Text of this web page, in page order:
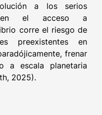
a los serios
en el acceso a
corre el riesgo de
preexistentes en
frenar
a escala planetaria
2025).